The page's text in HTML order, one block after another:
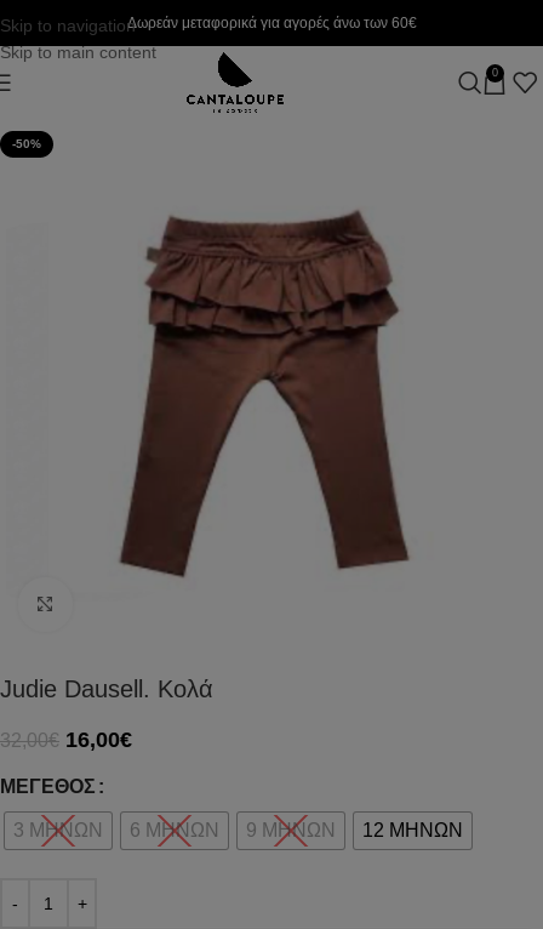
Skip to navigation
Skip to main content
Δωρεάν μεταφορικά για αγορές άνω των 60€
0
-50%
Judie Dausell. Κολά
32,00€ 16,00€
ΜΈΓΕΘΟΣ
3 ΜΗΝΩΝ 6 ΜΗΝΩΝ 9 ΜΗΝΩΝ 12 ΜΗΝΩΝ